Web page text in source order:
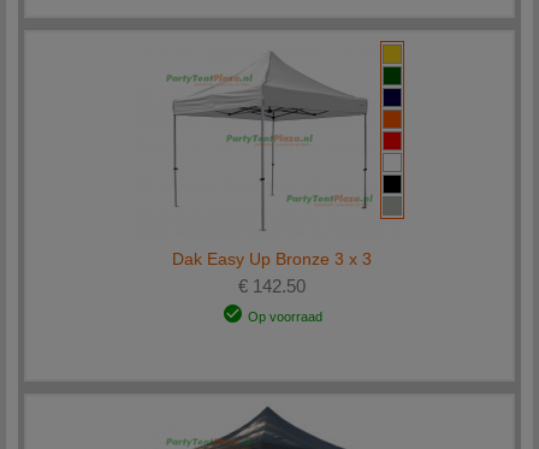
Dak Easy Up Bronze 3 x 3
€ 142.50
Op voorraad